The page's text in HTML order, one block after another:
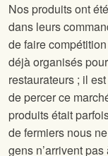
Nos produits ont
dans leurs
de faire
déjà organisés
restaurateurs ; il
de percer ce
produits était
de fermiers nous
gens n’arrivent